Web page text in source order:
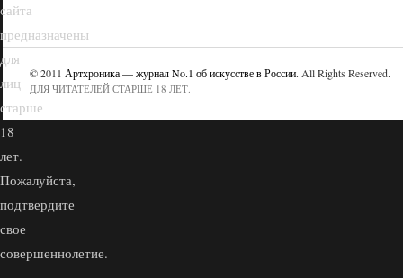
© 2011 Артхроника — журнал No.1 об искусстве в России. All Rights Reserved.
ДЛЯ ЧИТАТЕЛЕЙ СТАРШЕ 18 ЛЕТ.
сайта
предназначены
для
лиц
старше
18
лет.
Пожалуйста,
подтвердите
свое
совершеннолетие.